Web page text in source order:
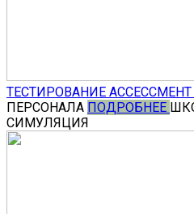
ТЕСТИРОВАНИЕ АССЕССМЕНТ
ПЕРСОНАЛА ПОДРОБНЕЕ
СИМУЛЯЦИЯ